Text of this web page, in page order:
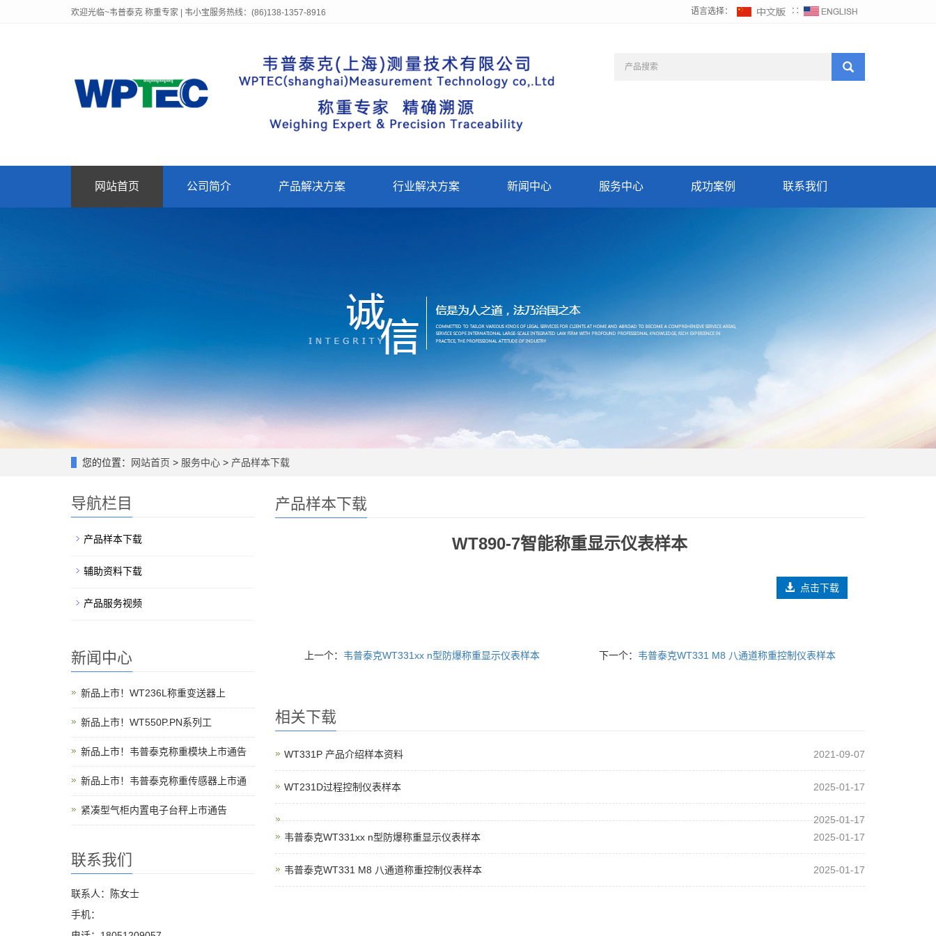
欢迎光临~韦普泰克 称重专家 | 韦小宝服务热线：(86)138-1357-8916 语言选择： ∷
网站首页 公司简介 产品解决方案 行业解决方案 新闻中心 服务中心 成功案例 联系我们
您的位置： 网站首页 > 服务中心 > 产品样本下载
产品样本下载
WT890-7智能称重显示仪表样本
点击下载
上一个： 韦普泰克WT331xx n型防爆称重显示仪表样本 下一个： 韦普泰克WT331 M8 八通道称重控制仪表样本
相关下载
WT331P 产品介绍样本资料 2021-09-07
WT231D过程控制仪表样本 2025-01-17
2025-01-17
韦普泰克WT331xx n型防爆称重显示仪表样本
2025-01-17
韦普泰克WT331 M8 八通道称重控制仪表样本 2025-01-17
导航栏目
产品样本下载
辅助资料下载
产品服务视频
新闻中心
新品上市！WT236L称重变送器上
新品上市！WT550P.PN系列工
新品上市！韦普泰克称重模块上市通告
新品上市！韦普泰克称重传感器上市通
紧凑型气柜内置电子台秤上市通告
联系我们
联系人：陈女士
手机：